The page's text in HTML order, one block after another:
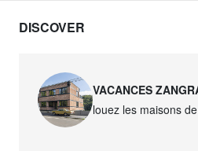
DISCOVER
VACANCES
louez les maisons